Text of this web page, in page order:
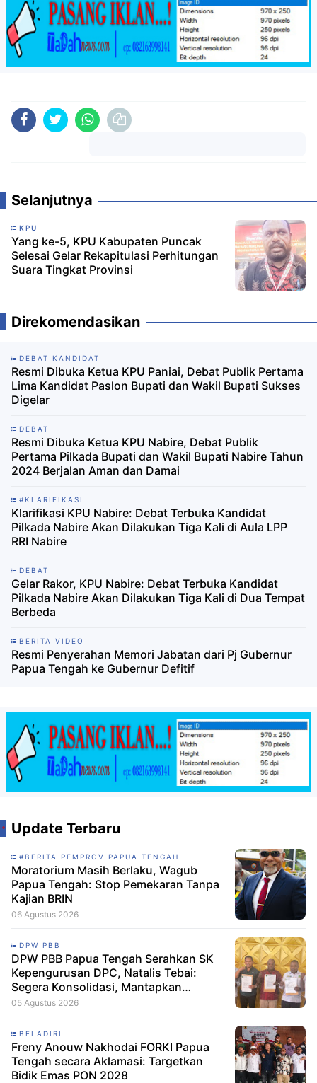
Selanjutnya
KPU
Yang ke-5, KPU Kabupaten Puncak
Selesai Gelar Rekapitulasi Perhitungan
Suara Tingkat Provinsi
Direkomendasikan
DEBAT KANDIDAT
Resmi Dibuka Ketua KPU Paniai, Debat Publik Pertama
Lima Kandidat Paslon Bupati dan Wakil Bupati Sukses
Digelar
DEBAT
Resmi Dibuka Ketua KPU Nabire, Debat Publik
Pertama Pilkada Bupati dan Wakil Bupati Nabire Tahun
2024 Berjalan Aman dan Damai
#KLARIFIKASI
Klarifikasi KPU Nabire: Debat Terbuka Kandidat
Pilkada Nabire Akan Dilakukan Tiga Kali di Aula LPP
RRI Nabire
DEBAT
Gelar Rakor, KPU Nabire: Debat Terbuka Kandidat
Pilkada Nabire Akan Dilakukan Tiga Kali di Dua Tempat
Berbeda
BERITA VIDEO
Resmi Penyerahan Memori Jabatan dari Pj Gubernur
Papua Tengah ke Gubernur Defitif
Update Terbaru
#BERITA PEMPROV PAPUA TENGAH
Moratorium Masih Berlaku, Wagub
Papua Tengah: Stop Pemekaran Tanpa
Kajian BRIN
06 Agustus 2026
DPW PBB
DPW PBB Papua Tengah Serahkan SK
Kepengurusan DPC, Natalis Tebai:
Segera Konsolidasi, Mantapkan
Langkah Verifikasi, untuk 'Maju' 2029
05 Agustus 2026
BELADIRI
Freny Anouw Nakhodai FORKI Papua
Tengah secara Aklamasi: Targetkan
Bidik Emas PON 2028